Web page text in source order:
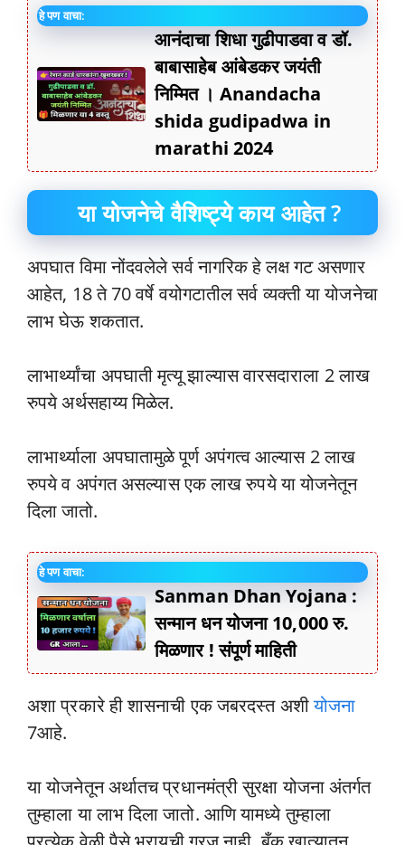
हे पण वाचा:
आनंदाचा शिधा गुढीपाडवा व डॉ.
बाबासाहेब आंबेडकर जयंती
निम्मित । Anandacha
shida gudipadwa in
marathi 2024
या योजनेचे वैशिष्ट्ये काय आहेत ?
अपघात विमा नोंदवलेले सर्व नागरिक हे लक्ष गट असणार
आहेत, 18 ते 70 वर्षे वयोगटातील सर्व व्यक्ती या योजनेचा
लाभ घेऊ शकतात.
लाभार्थ्यांचा अपघाती मृत्यू झाल्यास वारसदाराला 2 लाख
रुपये अर्थसहाय्य मिळेल.
लाभार्थ्याला अपघातामुळे पूर्ण अपंगत्व आल्यास 2 लाख
रुपये व अपंगत असल्यास एक लाख रुपये या योजनेतून
दिला जातो.
हे पण वाचा:
Sanman Dhan Yojana :
सन्मान धन योजना 10,000 रु.
मिळणार ! संपूर्ण माहिती
अशा प्रकारे ही शासनाची एक जबरदस्त अशीयोजना
7आहे.
या योजनेतून अर्थातच प्रधानमंत्री सुरक्षा योजना अंतर्गत
तुम्हाला या लाभ दिला जातो. आणि यामध्ये तुम्हाला